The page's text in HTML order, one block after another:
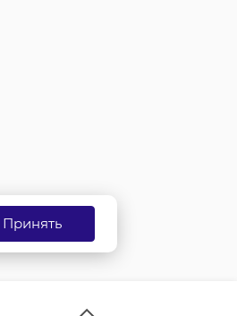
Принять